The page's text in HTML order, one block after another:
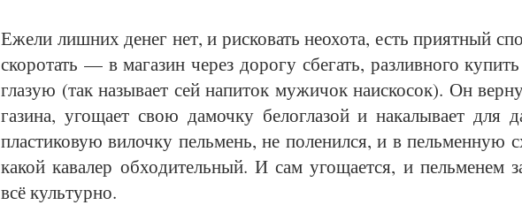
Еже­ли лиш­них де­нег нет, и рис­ко­вать не­охо­та, есть при­ят­ный
ско­ро­тать — в ма­га­зин че­рез до­ро­гу сбе­гать, раз­лив­но­го
гла­зую (так на­зы­ва­ет сей на­пи­ток му­жи­чок на­ис­ко­сок). Он
га­зи­на, уго­ща­ет свою да­моч­ку бе­ло­гла­зой и на­ка­лы­ва­ет для
плас­ти­ко­вую ви­лоч­ку пель­мень, не по­ле­нил­ся, и в пель­мен­ную
ка­кой ка­ва­лер об­хо­ди­тель­ный. И сам уго­ща­ет­ся, и пель­ме­нем
всё куль­тур­но.